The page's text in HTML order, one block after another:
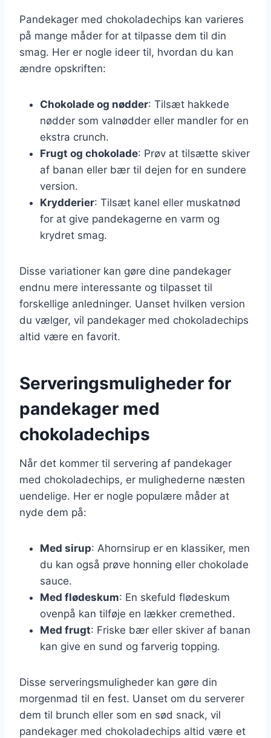
Pandekager med chokoladechips kan varieres
på mange måder for at tilpasse dem til din
smag. Her er nogle ideer til, hvordan du kan
ændre opskriften:
Chokolade og nødder: Tilsæt hakkede
nødder som valnødder eller mandler for en
ekstra crunch.
Frugt og chokolade: Prøv at tilsætte skiver
af banan eller bær til dejen for en sundere
version.
Krydderier: Tilsæt kanel eller muskatnød
for at give pandekagerne en varm og
krydret smag.
Disse variationer kan gøre dine pandekager
endnu mere interessante og tilpasset til
forskellige anledninger. Uanset hvilken version
du vælger, vil pandekager med chokoladechips
altid være en favorit.
Serveringsmuligheder for
pandekager med
chokoladechips
Når det kommer til servering af pandekager
med chokoladechips, er mulighederne næsten
uendelige. Her er nogle populære måder at
nyde dem på:
Med sirup: Ahornsirup er en klassiker, men
du kan også prøve honning eller chokolade
sauce.
Med flødeskum: En skefuld flødeskum
ovenpå kan tilføje en lækker cremethed.
Med frugt: Friske bær eller skiver af banan
kan give en sund og farverig topping.
Disse serveringsmuligheder kan gøre din
morgenmad til en fest. Uanset om du serverer
dem til brunch eller som en sød snack, vil
pandekager med chokoladechips altid være et